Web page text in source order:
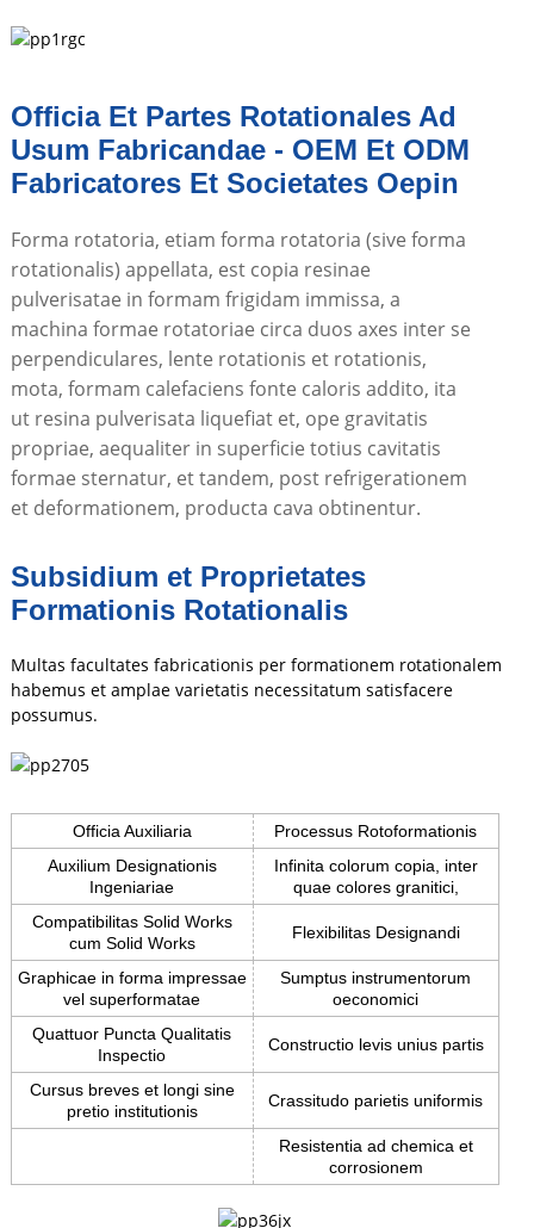
Officia Et Partes Rotationales Ad
Usum Fabricandae - OEM Et ODM
Fabricatores Et Societates Oepin
Forma rotatoria, etiam forma rotatoria (sive forma
rotationalis) appellata, est copia resinae
pulverisatae in formam frigidam immissa, a
machina formae rotatoriae circa duos axes inter se
perpendiculares, lente rotationis et rotationis,
mota, formam calefaciens fonte caloris addito, ita
ut resina pulverisata liquefiat et, ope gravitatis
propriae, aequaliter in superficie totius cavitatis
formae sternatur, et tandem, post refrigerationem
et deformationem, producta cava obtinentur.
Subsidium et Proprietates
Formationis Rotationalis
Multas facultates fabricationis per formationem rotationalem
habemus et amplae varietatis necessitatum satisfacere
possumus.
Officia Auxiliaria
Processus Rotoformationis
Auxilium Designationis
Ingeniariae
Infinita colorum copia, inter
quae colores granitici,
Compatibilitas Solid Works
cum Solid Works
Flexibilitas Designandi
Graphicae in forma impressae
vel superformatae
Sumptus instrumentorum
oeconomici
Quattuor Puncta Qualitatis
Inspectio
Constructio levis unius partis
Cursus breves et longi sine
pretio institutionis
Crassitudo parietis uniformis
Resistentia ad chemica et
corrosionem